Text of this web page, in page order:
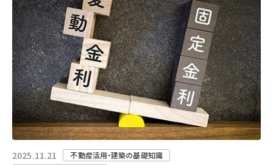
2025.11.21
不動産活用・建築の基礎知識